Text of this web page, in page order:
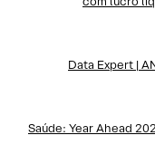
Data Expert |
Saúde: Year Ahead